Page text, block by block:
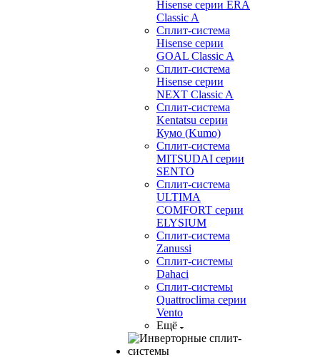
Hisense серии ERA
Classic A
Сплит-система
Hisense серии
GOAL Classic A
Сплит-система
Hisense серии
NEXT Classic A
Сплит-система
Kentatsu серии
Кумо (Kumo)
Сплит-система
MITSUDAI серии
SENTO
Сплит-система
ULTIMA
COMFORT серии
ELYSIUM
Сплит-система
Zanussi
Сплит-системы
Dahaci
Сплит-системы
Quattroclima серии
Vento
Ещё